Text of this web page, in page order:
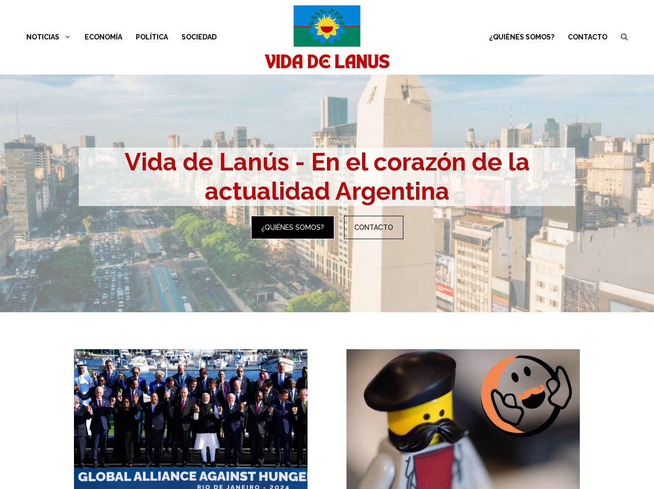
contenidoNOTICIAS ECONOMÍA POLÍTICA SOCIEDAD ¿QUIÉNES SOMOS? CONTACTO
Vida de Lanús - En el corazón de la
actualidad Argentina
¿QUIÉNES SOMOS? CONTACTO